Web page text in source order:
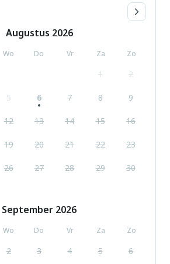
Augustus 2026
Wo Do Vr Za Zo
1 2
5 6 7 8 9
12 13 14 15 16
19 20 21 22 23
26 27 28 29 30
September 2026
Wo Do Vr Za Zo
2 3 4 5 6